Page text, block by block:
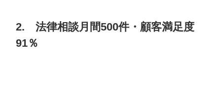
2. 法律相談月間500件・顧客満足度
91％